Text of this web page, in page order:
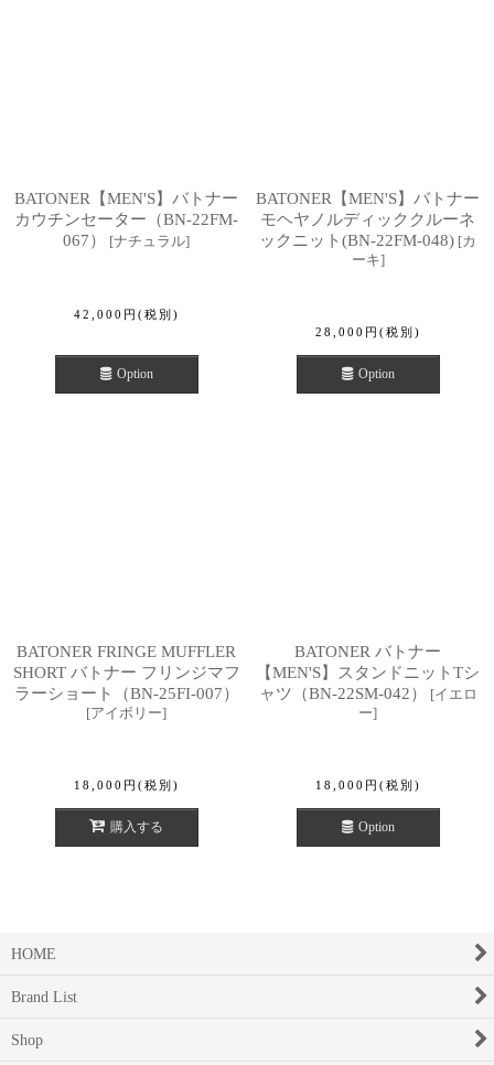
BATONER【MEN'S】バトナー
カウチンセーター（BN-22FM-
067）
[ナチュラル]
42,000 円 (税別)
Option
BATONER【MEN'S】バトナー
モヘヤノルディッククルーネ
ックニット(BN-22FM-048) [カ
ーキ]
28,000 円 (税別)
Option
BATONER FRINGE MUFFLER
SHORT バトナー フリンジマフ
ラーショート（BN-25FI-007）
[アイボリー]
18,000 円 (税別)
購入する
BATONER バトナー
【MEN'S】スタンドニットTシ
ャツ（BN-22SM-042）
[イエロ
ー]
18,000 円 (税別)
Option
HOME
Brand List
Shop